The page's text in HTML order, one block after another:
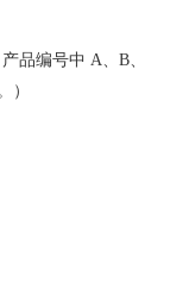
品编号中 A、B、
）